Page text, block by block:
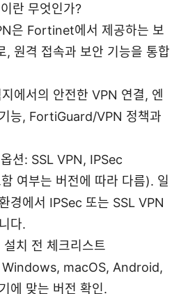
란 무엇인가?
은 Fortinet에서 제공하는 보
, 원격 접속과 보안 기능을 통합
에서의 안전한 VPN 연결, 엔
능, FortiGuard/VPN 정책과
션: SSL VPN, IPSec
여부는 버전에 따라 다름). 일
경에서 IPSec 또는 SSL VPN
다.
치 전 체크리스트
Windows, macOS, Android,
에 맞는 버전 확인.